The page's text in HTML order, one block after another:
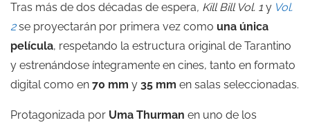
Tras más de dos décadas de espera, Kill Bill Vol. 1 y Vol.
2se proyectarán por primera vez como una única
película, respetando la estructura original de Tarantino
y estrenándose íntegramente en cines, tanto en formato
digital como en 70 mm y 35 mm en salas seleccionadas.
Protagonizada por Uma Thurman en uno de los